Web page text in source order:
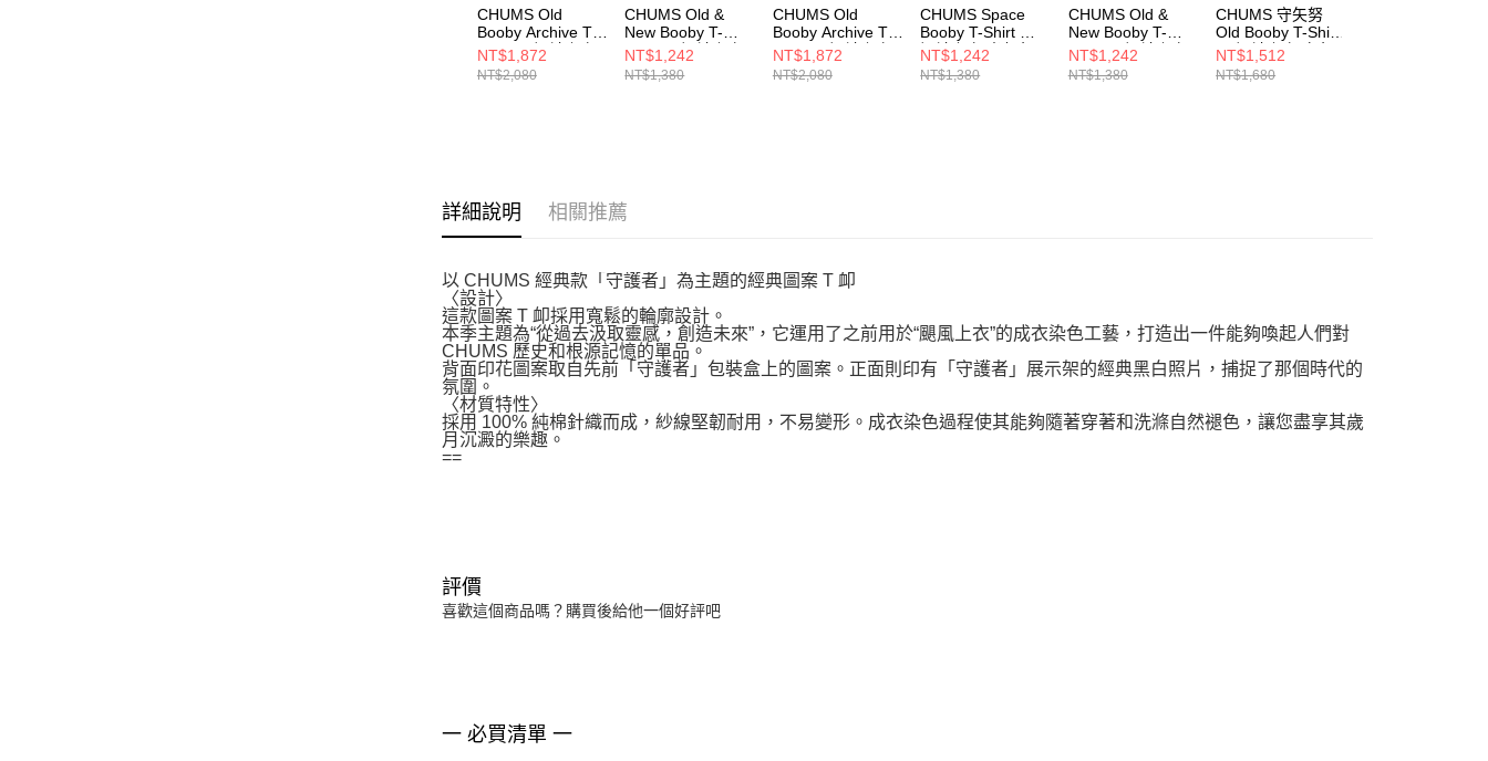
CHUMS Old
Booby Archive T-
Shirt 男 短袖上衣
紫羅藍
CH012724P034
NT$1,872
NT$2,080
CHUMS Old &
New Booby T-
Shirt 男 短袖上衣
白色
CH012738W001
NT$1,242
NT$1,380
CHUMS Old
Booby Archive T-
Shirt 男 短袖上衣
炭黑色
CH012724G004
NT$1,872
NT$2,080
CHUMS Space
Booby T-Shirt 男
短袖上衣 米灰色
CH012788G057
NT$1,242
NT$1,380
CHUMS Old &
New Booby T-
Shirt 男 短袖上衣
黑色
CH012738K001
NT$1,242
NT$1,380
CHUMS 守矢努
Old Booby T-Shirt
男 短袖上衣 白色
CH012791W001
NT$1,512
NT$1,680
詳細說明 相關推薦
以 CHUMS 經典款「守護者」為主題的經典圖案 T 卹
〈設計〉
這款圖案 T 卹採用寬鬆的輪廓設計。
本季主題為“從過去汲取靈感，創造未來”，它運用了之前用於“颶風上衣”的成衣染色工藝，打造出一件能夠喚起人們對
CHUMS 歷史和根源記憶的單品。
背面印花圖案取自先前「守護者」包裝盒上的圖案。正面則印有「守護者」展示架的經典黑白照片，捕捉了那個時代的
氛圍。
〈材質特性〉
採用 100% 純棉針織而成，紗線堅韌耐用，不易變形。成衣染色過程使其能夠隨著穿著和洗滌自然褪色，讓您盡享其歲
月沉澱的樂趣。
==
評價
喜歡這個商品嗎？購買後給他一個好評吧
一 必買清單 一